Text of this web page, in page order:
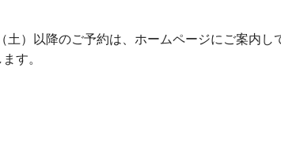
土）以降のご予約は、ホームページにご案内
す。